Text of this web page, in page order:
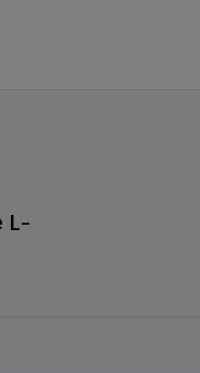
L-